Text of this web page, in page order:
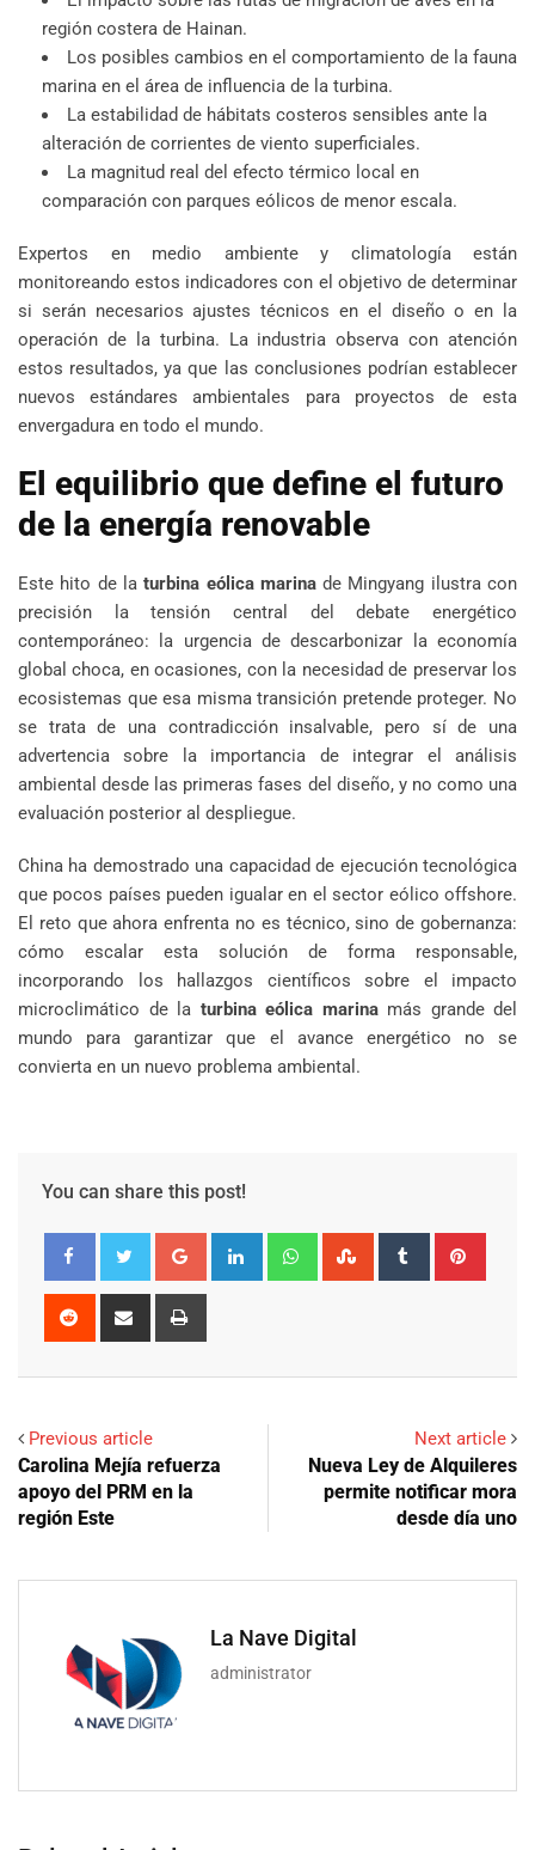
región costera de Hainan.
Los posibles cambios en el comportamiento de la fauna
marina en el área de influencia de la turbina.
La estabilidad de hábitats costeros sensibles ante la
alteración de corrientes de viento superficiales.
La magnitud real del efecto térmico local en
comparación con parques eólicos de menor escala.
Expertos en medio ambiente y climatología están
monitoreando estos indicadores con el objetivo de determinar
si serán necesarios ajustes técnicos en el diseño o en la
operación de la turbina. La industria observa con atención
estos resultados, ya que las conclusiones podrían establecer
nuevos estándares ambientales para proyectos de esta
envergadura en todo el mundo.
El equilibrio que define el futuro
de la energía renovable
Este hito de laturbina eólica marinade Mingyang ilustra con
precisión la tensión central del debate energético
contemporáneo: la urgencia de descarbonizar la economía
global choca, en ocasiones, con la necesidad de preservar los
ecosistemas que esa misma transición pretende proteger. No
se trata de una contradicción insalvable, pero sí de una
advertencia sobre la importancia de integrar el análisis
ambiental desde las primeras fases del diseño, y no como una
evaluación posterior al despliegue.
China ha demostrado una capacidad de ejecución tecnológica
que pocos países pueden igualar en el sector eólico offshore.
El reto que ahora enfrenta no es técnico, sino de gobernanza:
cómo escalar esta solución de forma responsable,
incorporando los hallazgos científicos sobre el impacto
microclimático de la turbina eólica marinamás grande del
mundo para garantizar que el avance energético no se
convierta en un nuevo problema ambiental.
You can share this post!
Google+ LinkedIn WhatsappStumbleUpon
Tumblr
Reddit
Share
Previous article
Carolina Mejía refuerza
apoyo del PRM en la
región Este
Next article
Nueva Ley de Alquileres
permite notificar mora
desde día uno
La Nave Digital
administrator